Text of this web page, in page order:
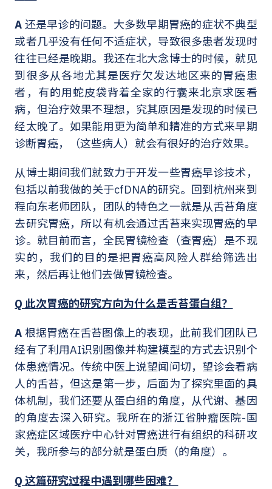
A 还是早诊的问题。大多数早期胃癌的症状不典型
或者几乎没有任何不适症状，导致很多患者发现时
往往已经是晚期。我还在北大念博士的时候，就见
到很多从各地尤其是医疗欠发达地区来的胃癌患
者，有的用蛇皮袋背着全家的行囊来北京求医看
病，但治疗效果不理想，究其原因是发现的时候已
经太晚了。如果能用更为简单和精准的方式来早期
诊断胃癌，（这些病人）就会有很好的治疗效果。
从博士期间我们就致力于开发一些胃癌早诊技术，
包括以前我做的关于cfDNA的研究。回到杭州来到
程向东老师团队，团队的特色之一就是从舌苔角度
去研究胃癌，所以有机会通过舌苔来实现胃癌的早
诊。就目前而言，全民胃镜检查（查胃癌）是不现
实的，我们的目的是把胃癌高风险人群给筛选出
来，然后再让他们去做胃镜检查。
Q 此次胃癌的研究方向为什么是舌苔蛋白组？
A 根据胃癌在舌苔图像上的表现，此前我们团队已
经有了利用AI识别图像并构建模型的方式去识别个
体患癌情况。传统中医上说望闻问切，望诊会看病
人的舌苔，但这是第一步，后面为了探究里面的具
体机制，我们还要从蛋白组的角度，从代谢、基因
的角度去深入研究。我所在的浙江省肿瘤医院-国
家癌症区域医疗中心针对胃癌进行有组织的科研攻
关，我所参与的部分就是蛋白质（的角度）。
Q 这篇研究过程中遇到哪些困难？